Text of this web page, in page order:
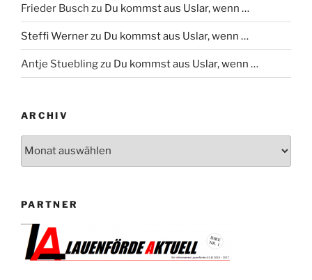
Frieder Busch zu Du kommst aus Uslar, wenn …
Steffi Wernerzu Du kommst aus Uslar, wenn …
Antje Stueblingzu Du kommst aus Uslar, wenn …
ARCHIV
PARTNER